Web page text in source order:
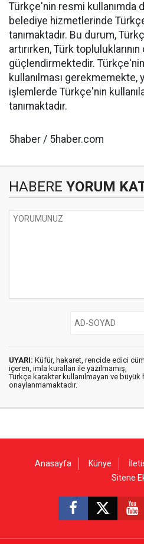
Türkçe'nin resmi kullanımda
belediye hizmetlerinde
tanımaktadır. Bu durum,
artırırken, Türk topluluklarının
güçlendirmektedir.
kullanılması gerekmemekte,
işlemlerde Türkçe'nin
tanımaktadır.
5haber / 5haber.com
HABERE YORUM
UYARI: Küfür, hakaret, rencide edici
içeren, imla kuralları ile yazılmamış,
Türkçe karakter kullanılmayan ve büyük
onaylanmamaktadır.
Anasayfa Künye
Sitene